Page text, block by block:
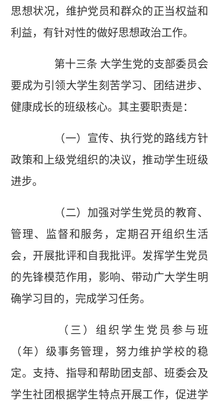
思想状况，维护党员和群众的正当权益和
利益，有针对性的做好思想政治工作。
第十三条 大学生党的支部委员会
要成为引领大学生刻苦学习、团结进步、
健康成长的班级核心。其主要职责是：
（一）宣传、执行党的路线方针
政策和上级党组织的决议，推动学生班级
进步。
（二）加强对学生党员的教育、
管理、监督和服务，定期召开组织生活
会，开展批评和自我批评。发挥学生党员
的先锋模范作用，影响、带动广大学生明
确学习目的，完成学习任务。
（三）组织学生党员参与班
（年）级事务管理，努力维护学校的稳
定。支持、指导和帮助团支部、班委会及
学生社团根据学生特点开展工作，促进学